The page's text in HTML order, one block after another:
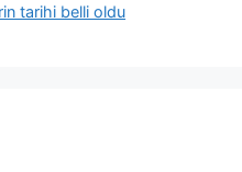
tarihi belli oldu